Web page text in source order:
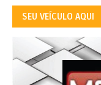
SEU VEÍCULO AQUI